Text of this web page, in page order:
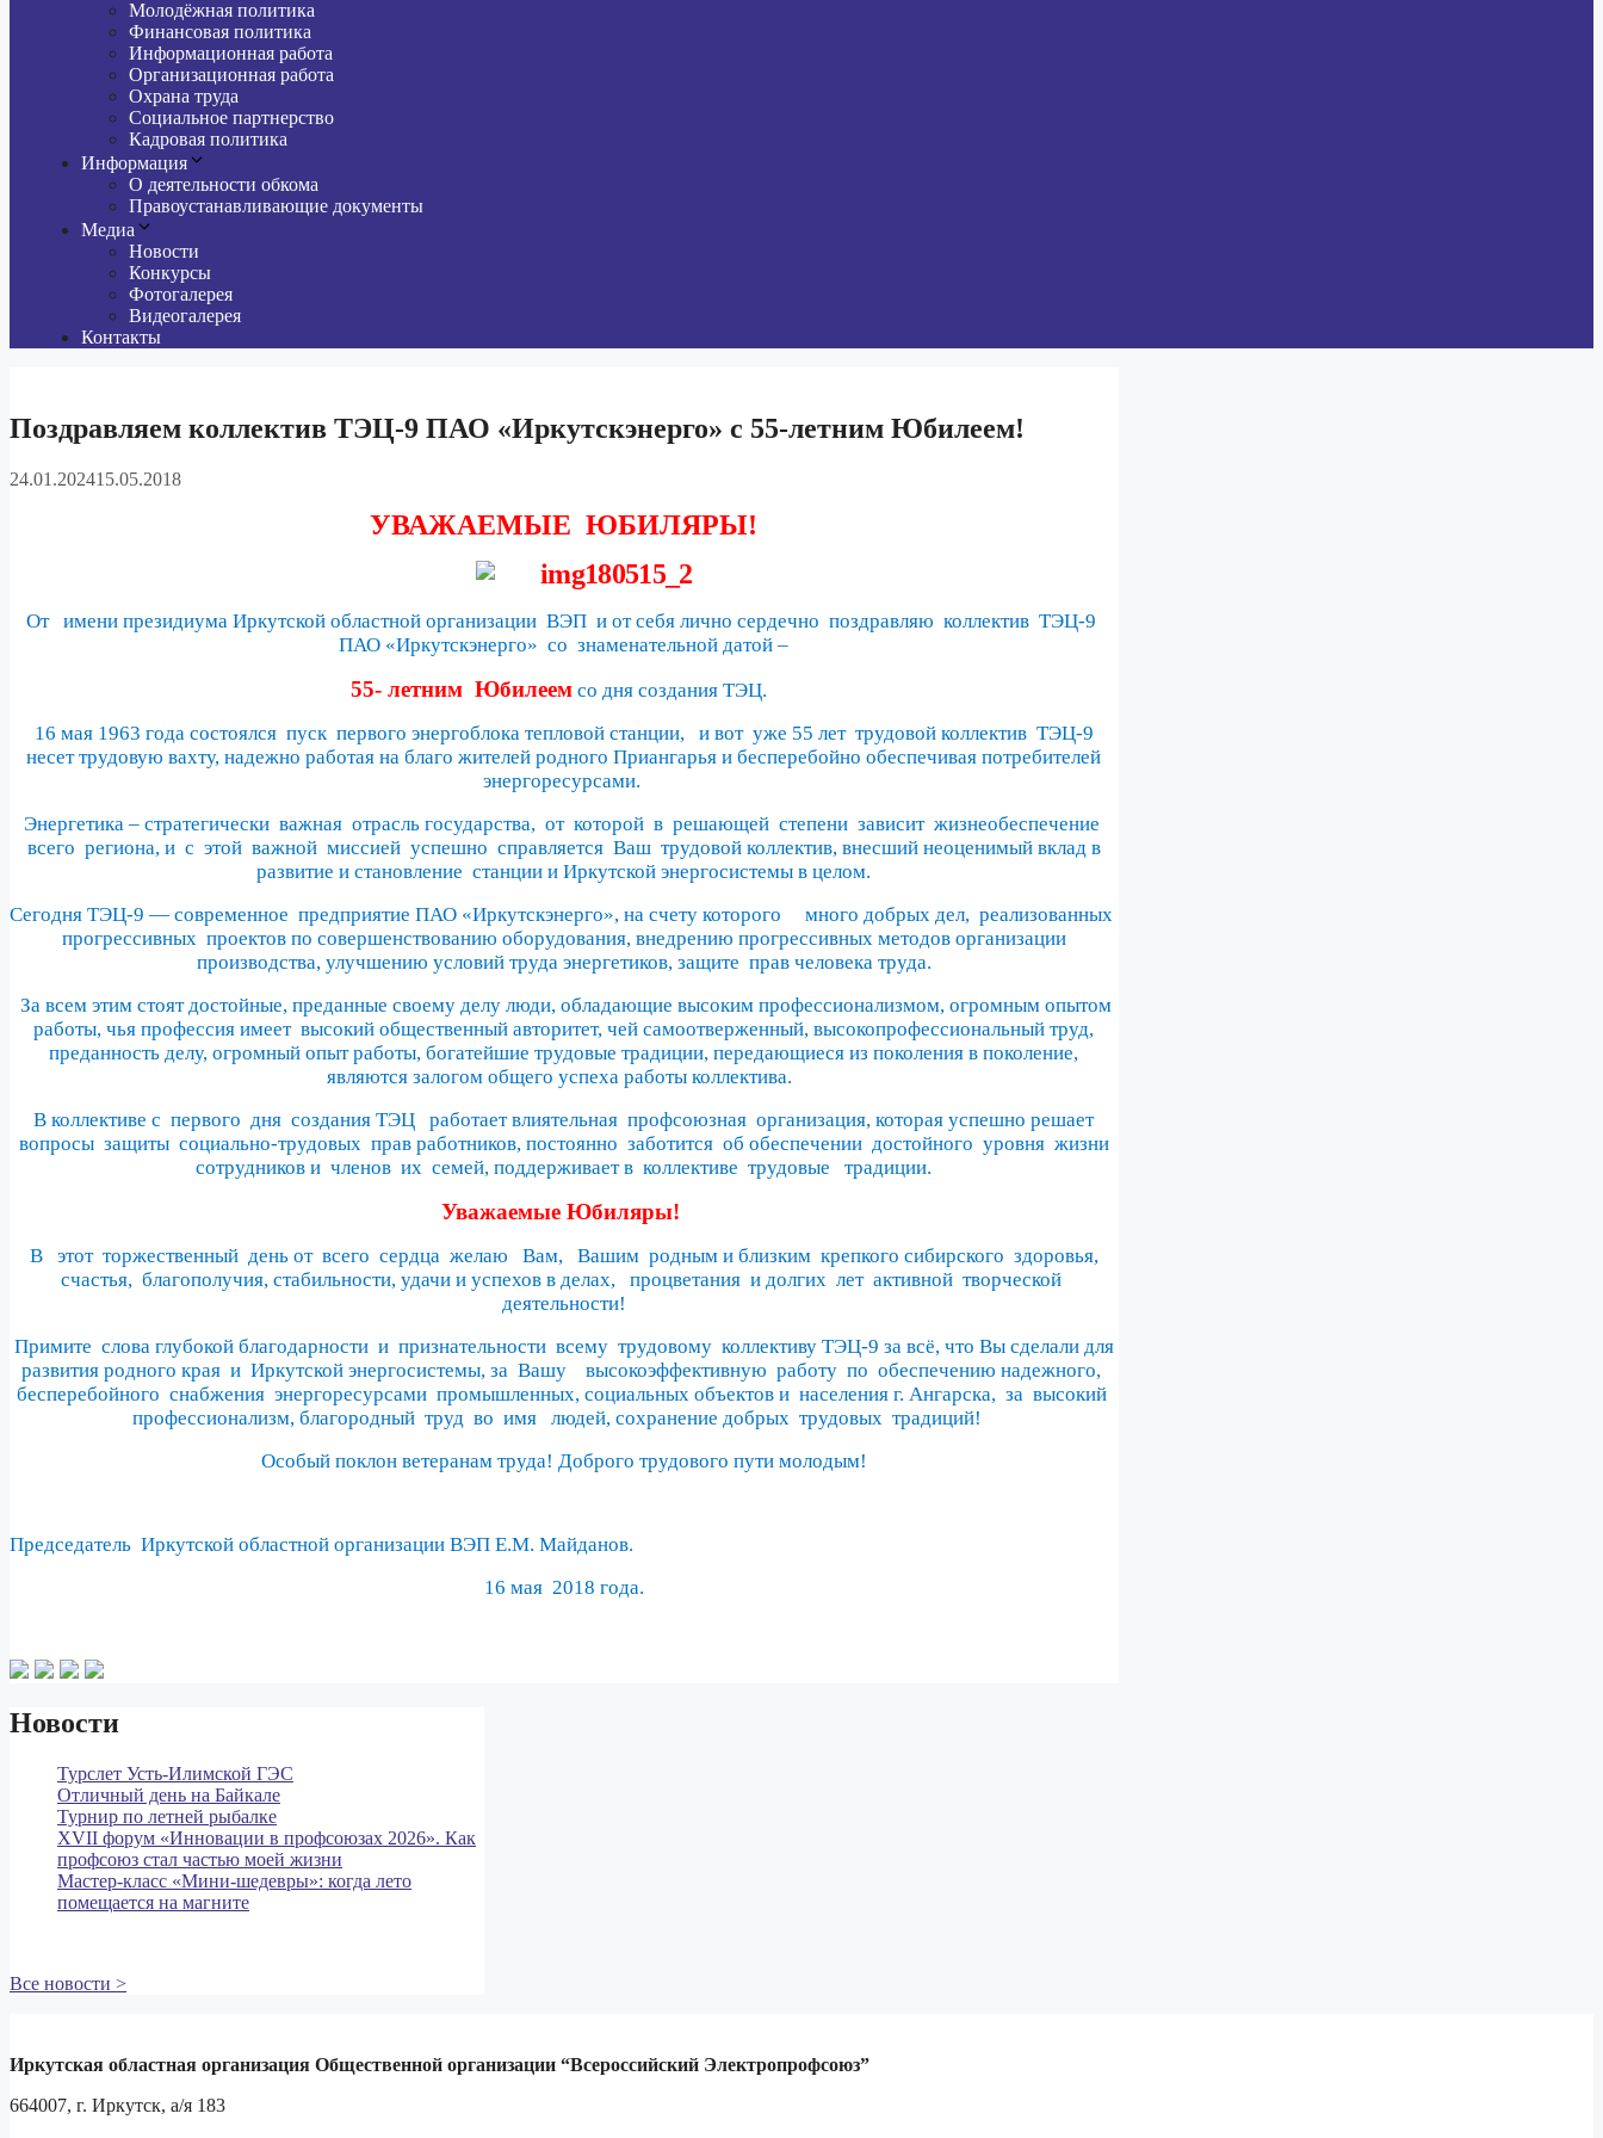
Молодёжная политика
Финансовая политика
Информационная работа
Организационная работа
Охрана труда
Социальное партнерство
Кадровая политика
Информация
О деятельности обкома
Правоустанавливающие документы
Медиа
Новости
Конкурсы
Фотогалерея
Видеогалерея
Контакты
Поздравляем коллектив ТЭЦ-9 ПАО «Иркутскэнерго» с 55-летним Юбилеем!
24.01.202415.05.2018
УВАЖАЕМЫЕ ЮБИЛЯРЫ!
От имени президиума Иркутской областной организации ВЭП и от себя лично сердечно поздравляю коллектив ТЭЦ-9
ПАО «Иркутскэнерго» со знаменательной датой –
55- летним Юбилеем со дня создания ТЭЦ.
16 мая 1963 года состоялся пуск первого энергоблока тепловой станции, и вот уже 55 лет трудовой коллектив ТЭЦ-9
несет трудовую вахту, надежно работая на благо жителей родного Приангарья и бесперебойно обеспечивая потребителей
энергоресурсами.
Энергетика – стратегически важная отрасль государства, от которой в решающей степени зависит жизнеобеспечение
всего региона, и с этой важной миссией успешно справляется Ваш трудовой коллектив, внесший неоценимый вклад в
развитие и становление станции и Иркутской энергосистемы в целом.
Сегодня ТЭЦ-9 — современное предприятие ПАО «Иркутскэнерго», на счету которого много добрых дел, реализованных
прогрессивных проектов по совершенствованию оборудования, внедрению прогрессивных методов организации
производства, улучшению условий труда энергетиков, защите прав человека труда.
За всем этим стоят достойные, преданные своему делу люди, обладающие высоким профессионализмом, огромным опытом
работы, чья профессия имеет высокий общественный авторитет, чей самоотверженный, высокопрофессиональный труд,
преданность делу, огромный опыт работы, богатейшие трудовые традиции, передающиеся из поколения в поколение,
являются залогом общего успеха работы коллектива.
В коллективе с первого дня создания ТЭЦ работает влиятельная профсоюзная организация, которая успешно решает
вопросы защиты социально-трудовых прав работников, постоянно заботится об обеспечении достойного уровня жизни
сотрудников и членов их семей, поддерживает в коллективе трудовые традиции.
Уважаемые Юбиляры!
В этот торжественный день от всего сердца желаю Вам, Вашим родным и близким крепкого сибирского здоровья,
счастья, благополучия, стабильности, удачи и успехов в делах, процветания и долгих лет активной творческой
деятельности!
Примите слова глубокой благодарности и признательности всему трудовому коллективу ТЭЦ-9 за всё, что Вы сделали для
развития родного края и Иркутской энергосистемы, за Вашу высокоэффективную работу по обеспечению надежного,
бесперебойного снабжения энергоресурсами промышленных, социальных объектов и населения г. Ангарска, за высокий
профессионализм, благородный труд во имя людей, сохранение добрых трудовых традиций!
Особый поклон ветеранам труда! Доброго трудового пути молодым!
Председатель Иркутской областной организации ВЭП Е.М. Майданов.
16 мая 2018 года.
Новости
Турслет Усть-Илимской ГЭС
Отличный день на Байкале
Турнир по летней рыбалке
XVII форум «Инновации в профсоюзах 2026». Как
профсоюз стал частью моей жизни
Мастер‑класс «Мини‑шедевры»: когда лето
помещается на магните
Все новости >
Иркутская областная организация Общественной организации “Всероссийский Электропрофсоюз”
664007, г. Иркутск, а/я 183